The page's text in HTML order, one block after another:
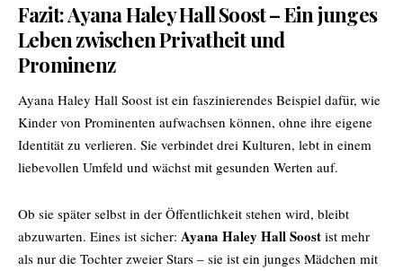
Fazit: Ayana Haley Hall Soost – Ein junges
Leben zwischen Privatheit und
Prominenz
Ayana Haley Hall Soost ist ein faszinierendes Beispiel dafür, wie
Kinder von Prominenten aufwachsen können, ohne ihre eigene
Identität zu verlieren. Sie verbindet drei Kulturen, lebt in einem
liebevollen Umfeld und wächst mit gesunden Werten auf.
Ob sie später selbst in der Öffentlichkeit stehen wird, bleibt
abzuwarten. Eines ist sicher: Ayana Haley Hall Soost ist mehr
als nur die Tochter zweier Stars – sie ist ein junges Mädchen mit